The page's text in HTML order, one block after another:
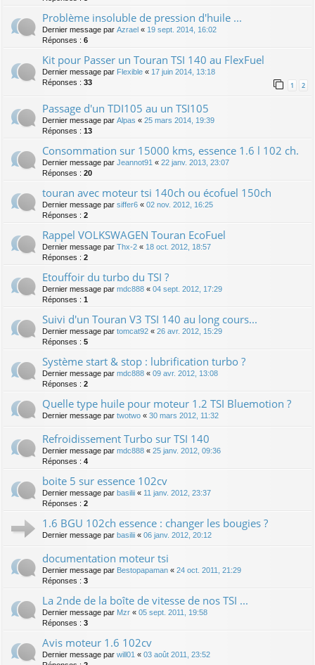
Problème insoluble de pression d'huile ...
Dernier message par Azrael « 19 sept. 2014, 16:02
Réponses : 6
Kit pour Passer un Touran TSI 140 au FlexFuel
Dernier message par Flexible « 17 juin 2014, 13:18
Réponses : 33 1 2
Passage d'un TDI105 au un TSI105
Dernier message par Alpas « 25 mars 2014, 19:39
Réponses : 13
Consommation sur 15000 kms, essence 1.6 l 102 ch.
Dernier message par Jeannot91 « 22 janv. 2013, 23:07
Réponses : 20
touran avec moteur tsi 140ch ou écofuel 150ch
Dernier message par siffer6 « 02 nov. 2012, 16:25
Réponses : 2
Rappel VOLKSWAGEN Touran EcoFuel
Dernier message par Thx-2 « 18 oct. 2012, 18:57
Réponses : 2
Etouffoir du turbo du TSI ?
Dernier message par mdc888 « 04 sept. 2012, 17:29
Réponses : 1
Suivi d'un Touran V3 TSI 140 au long cours...
Dernier message par tomcat92 « 26 avr. 2012, 15:29
Réponses : 5
Système start & stop : lubrification turbo ?
Dernier message par mdc888 « 09 avr. 2012, 13:08
Réponses : 2
Quelle type huile pour moteur 1.2 TSI Bluemotion ?
Dernier message par twotwo « 30 mars 2012, 11:32
Refroidissement Turbo sur TSI 140
Dernier message par mdc888 « 25 janv. 2012, 09:36
Réponses : 4
boite 5 sur essence 102cv
Dernier message par basilii « 11 janv. 2012, 23:37
Réponses : 2
1.6 BGU 102ch essence : changer les bougies ?
Dernier message par basilii « 06 janv. 2012, 20:12
documentation moteur tsi
Dernier message par Bestopapaman « 24 oct. 2011, 21:29
Réponses : 3
La 2nde de la boîte de vitesse de nos TSI ...
Dernier message par Mzr « 05 sept. 2011, 19:58
Réponses : 3
Avis moteur 1.6 102cv
Dernier message par will01 « 03 août 2011, 23:52